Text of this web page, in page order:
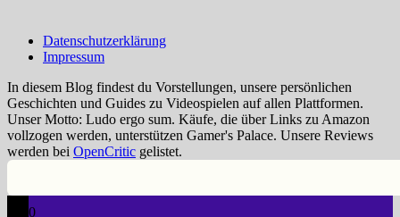
Datenschutzerklärung
Impressum
In diesem Blog findest du Vorstellungen, unsere persönlichen
Geschichten und Guides zu Videospielen auf allen Plattformen.
Unser Motto: Ludo ergo sum. Käufe, die über Links zu Amazon
vollzogen werden, unterstützen Gamer's Palace. Unsere Reviews
werden bei OpenCritic gelistet.
0